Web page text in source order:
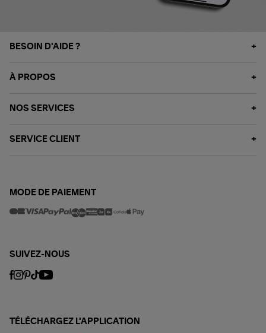
BESOIN D'AIDE ?
À PROPOS
NOS SERVICES
SERVICE CLIENT
MODE DE PAIEMENT
SUIVEZ-NOUS
TÉLÉCHARGEZ L'APPLICATION